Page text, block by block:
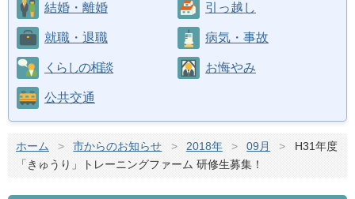
結婚・離婚 引っ越し
就職・退職 病気・事故
くらしの相談 お悔やみ
公共交通
ホーム > 市からのお知らせ > 2018年 > 09月 >
H31年度
「きゅうり」トレーニングファーム 研修生募集！